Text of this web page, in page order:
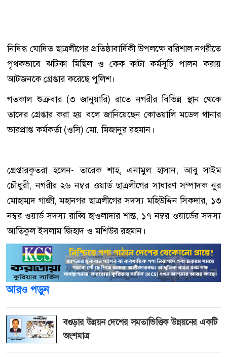
নিষিদ্ধ ঘোষিত ছাত্রলীগের প্রতিষ্ঠাবার্ষিকী উপলক্ষে বরিশাল নগরীতে
পৃথকভাবে ঝটিকা মিছিল ও কেক কাটা কর্মসূচি পালন করায়
আটজনকে গ্রেপ্তার করেছে পুলিশ।
গতকাল শুক্রবার (৩ জানুয়ারি) রাতে নগরীর বিভিন্ন স্থান থেকে
তাদের গ্রেপ্তার করা হয় বলে জানিয়েছেন কোতয়ালি মডেল থানার
ভারপ্রাপ্ত কর্মকর্তা (ওসি) মো. মিজানুর রহমান।
গ্রেপ্তারকৃতরা হলেন- তারেক শাহ, এনামুল হাসান, আবু সাইম
চৌধুরী, নগরীর ২৬ নম্বর ওয়ার্ড ছাত্রলীগের সাধারণ সম্পাদক নুর
মোহাম্মদ গাজী, মহানগর ছাত্রলীগের সদস্য মহিউদ্দিন সিকদার, ১৩
নম্বর ওয়ার্ড সদস্য রাব্বি হাওলাদার শান্ত, ১৭ নম্বর ওয়ার্ডের সদস্য
আতিকুল ইসলাম জিহাদ ও মশিউর রহমান।
আরও পড়ুন
বগুড়ার উন্নয়ন দেশের সমতাভিত্তিক উন্নয়নের একটি
অংশমাত্র